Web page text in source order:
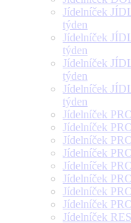
Jídelníček
týden
Jídelníček
týden
Jídelníček
týden
Jídelníček
týden
Jídelníček
Jídelníček
Jídelníček
Jídelníček
Jídelníček
Jídelníček
Jídelníček
Jídelníček
Jídelníček